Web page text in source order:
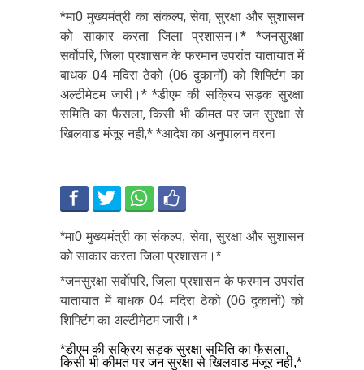
*मा0 मुख्यमंत्री का संकल्प, सेवा, सुरक्षा और सुशासन
को साकार करता जिला प्रशासन।* *जनसुरक्षा
सर्वाेपरि, जिला प्रशासन के फरमान उपरांत यातायात में
बाधक 04 मदिरा ठेको (06 दुकानों) को शिफ्टिंग का
अल्टीमेटम जारी।* *डीएम की सक्रिय सड़क सुरक्षा
समिति का फैसला, किसी भी कीमत पर जन सुरक्षा से
खिलवाड मंजूर नही,* *आदेश का अनुपालन वरना
*मा0 मुख्यमंत्री का संकल्प, सेवा, सुरक्षा और सुशासन
को साकार करता जिला प्रशासन।*
*जनसुरक्षा सर्वाेपरि, जिला प्रशासन के फरमान उपरांत
यातायात में बाधक 04 मदिरा ठेको (06 दुकानों) को
शिफ्टिंग का अल्टीमेटम जारी।*
*डीएम की सक्रिय सड़क सुरक्षा समिति का फैसला,
किसी भी कीमत पर जन सुरक्षा से खिलवाड मंजूर नही,*